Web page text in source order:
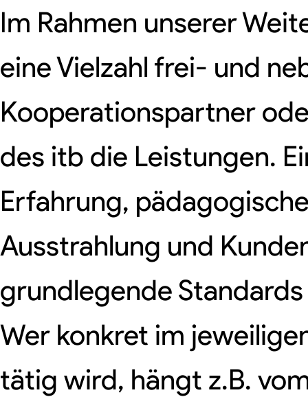
Im Rahmen unserer
eine Vielzahl frei- und
Kooperationspartner
des itb die Leistungen.
Erfahrung,
Ausstrahlung und
grundlegende
Wer konkret im
tätig wird, hängt z.B.